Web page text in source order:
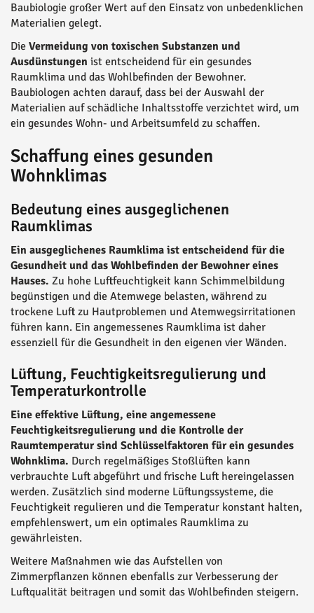
Baubiologie großer Wert auf den Einsatz von unbedenklichen
Materialien gelegt.
Die Vermeidung von toxischen Substanzen und
Ausdünstungen ist entscheidend für ein gesundes
Raumklima und das Wohlbefinden der Bewohner.
Baubiologen achten darauf, dass bei der Auswahl der
Materialien auf schädliche Inhaltsstoffe verzichtet wird, um
ein gesundes Wohn- und Arbeitsumfeld zu schaffen.
Schaffung eines gesunden
Wohnklimas
Bedeutung eines ausgeglichenen
Raumklimas
Ein ausgeglichenes Raumklima ist entscheidend für die
Gesundheit und das Wohlbefinden der Bewohner eines
Hauses. Zu hohe Luftfeuchtigkeit kann Schimmelbildung
begünstigen und die Atemwege belasten, während zu
trockene Luft zu Hautproblemen und Atemwegsirritationen
führen kann. Ein angemessenes Raumklima ist daher
essenziell für die Gesundheit in den eigenen vier Wänden.
Lüftung, Feuchtigkeitsregulierung und
Temperaturkontrolle
Eine effektive Lüftung, eine angemessene
Feuchtigkeitsregulierung und die Kontrolle der
Raumtemperatur sind Schlüsselfaktoren für ein gesundes
Wohnklima. Durch regelmäßiges Stoßlüften kann
verbrauchte Luft abgeführt und frische Luft hereingelassen
werden. Zusätzlich sind moderne Lüftungssysteme, die
Feuchtigkeit regulieren und die Temperatur konstant halten,
empfehlenswert, um ein optimales Raumklima zu
gewährleisten.
Weitere Maßnahmen wie das Aufstellen von
Zimmerpflanzen können ebenfalls zur Verbesserung der
Luftqualität beitragen und somit das Wohlbefinden steigern.